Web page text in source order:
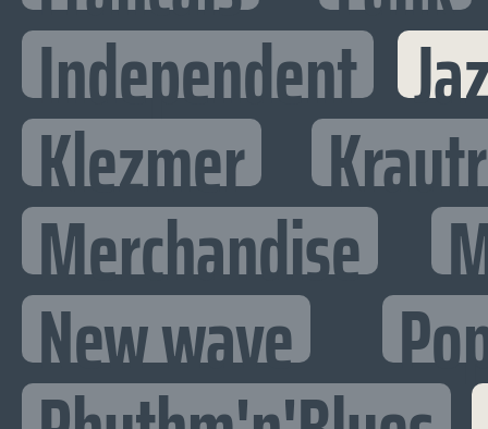
Independent
Klezmer
Merchandise
New wave